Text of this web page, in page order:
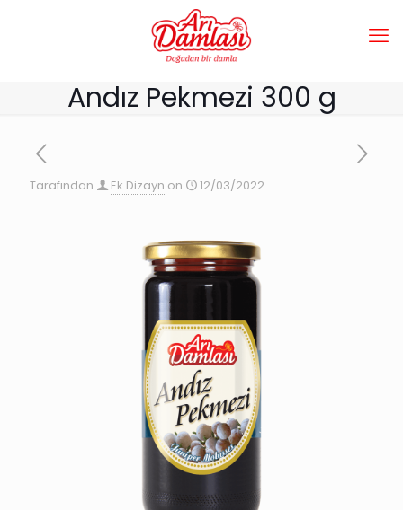
Andız Pekmezi 300 g
Tarafından Ek Dizayn on 12/03/2022